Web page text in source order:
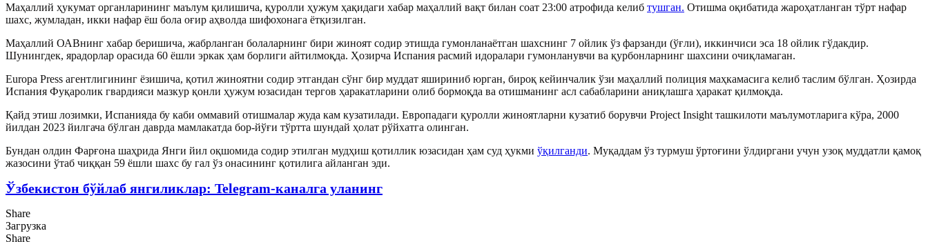
Маҳаллий ҳукумат органларининг маълум қилишича, қуролли ҳужум ҳақидаги хабар маҳаллий вақт билан соат 23:00 атрофида келиб тушган. Отишма оқибатида жароҳатланган тўрт нафар
шахс, жумладан, икки нафар ёш бола оғир аҳволда шифохонага ётқизилган.
Маҳаллий ОАВнинг хабар беришича, жабрланган болаларнинг бири жиноят содир этишда гумонланаётган шахснинг 7 ойлик ўз фарзанди (ўғли), иккинчиси эса 18 ойлик гўдакдир.
Шунингдек, ярадорлар орасида 60 ёшли эркак ҳам борлиги айтилмоқда. Ҳозирча Испания расмий идоралари гумонланувчи ва қурбонларнинг шахсини очиқламаган.
Europa Press агентлигининг ёзишича, қотил жиноятни содир этгандан сўнг бир муддат яшириниб юрган, бироқ кейинчалик ўзи маҳаллий полиция маҳкамасига келиб таслим бўлган. Ҳозирда
Испания Фуқаролик гвардияси мазкур қонли ҳужум юзасидан тергов ҳаракатларини олиб бормоқда ва отишманинг асл сабабларини аниқлашга ҳаракат қилмоқда.
Қайд этиш лозимки, Испанияда бу каби оммавий отишмалар жуда кам кузатилади. Европадаги қуролли жиноятларни кузатиб борувчи Project Insight ташкилоти маълумотларига кўра, 2000
йилдан 2023 йилгача бўлган даврда мамлакатда бор-йўғи тўртта шундай ҳолат рўйхатга олинган.
Бундан олдин Фарғона шаҳрида Янги йил оқшомида содир этилган мудҳиш қотиллик юзасидан ҳам суд ҳукми ўқилганди. Муқаддам ўз турмуш ўртоғини ўлдиргани учун узоқ муддатли қамоқ
жазосини ўтаб чиққан 59 ёшли шахс бу гал ўз онасининг қотилига айланган эди.
Ўзбекистон бўйлаб янгиликлар: Telegram-каналга уланинг
Share
Загрузка
Share